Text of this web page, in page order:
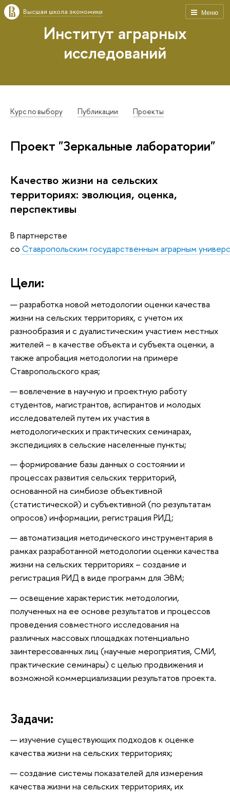
Меню
Высшая школа экономики
Институт аграрных
исследований
Курс по выбору Публикации Проекты
Проект "Зеркальные лаборатории"
Качество жизни на сельских
территориях: эволюция, оценка,
перспективы
В партнерстве
со Ставропольским государственным аграрным
Цели:
разработка новой методологии оценки качества
жизни на сельских территориях, с учетом их
разнообразия и с дуалистическим участием местных
жителей – в качестве объекта и субъекта оценки, а
также апробация методологии на примере
Ставропольского края;
вовлечение в научную и проектную работу
студентов, магистрантов, аспирантов и молодых
исследователей путем их участия в
методологических и практических семинарах,
экспедициях в сельские населенные пункты;
формирование базы данных о состоянии и
процессах развития сельских территорий,
основанной на симбиозе объективной
(статистической) и субъективной (по результатам
опросов) информации, регистрация РИД;
автоматизация методического инструментария в
рамках разработанной методологии оценки качества
жизни на сельских территориях – создание и
регистрация РИД в виде программ для ЭВМ;
освещение характеристик методологии,
полученных на ее основе результатов и процессов
проведения совместного исследования на
различных массовых площадках потенциально
заинтересованных лиц (научные мероприятия, СМИ,
практические семинары) с целью продвижения и
возможной коммерциализации результатов проекта.
Задачи:
изучение существующих подходов к оценке
качества жизни на сельских территориях;
создание системы показателей для измерения
качества жизни на сельских территориях, их